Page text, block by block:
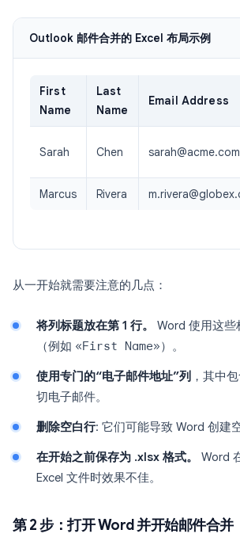
Outlook 邮件合并的 Excel 布局示例
First
Name
Last
Name
Email Address
Sarah Chen sarah@acme.com
Marcus Rivera
从一开始就需要注意的几点：
将列标题放在第 1 行。
Word 使用这
（例如 «First Name»）。
使用专门的“电子邮件地址”列 ，其中
切电子邮件。
删除空白行: 它们可能导致 Word 创建
在开始之前保存为 .xlsx 格式。
Word
Excel 文件时效果不佳。
第 2 步：打开 Word 并开始邮件合并